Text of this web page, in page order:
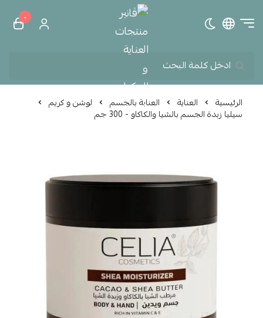
تبديل الوضع الداكنڤانير منتجات العناية و
٠
الرئيسية العناية العناية بالجسم لوشن و كريم
سيليا زبدة الجسم بالشيا والكاكاو - 300 جم